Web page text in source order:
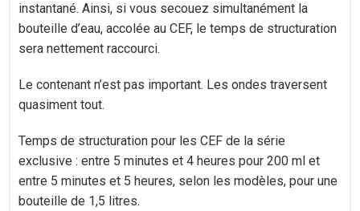
instantané. Ainsi, si vous secouez simultanément la
bouteille d’eau, accolée au CEF, le temps de structuration
sera nettement raccourci.
Le contenant n’est pas important. Les ondes traversent
quasiment tout.
Temps de structuration pour les CEF de la série
exclusive : entre 5 minutes et 4 heures pour 200 ml et
entre 5 minutes et 5 heures, selon les modèles, pour une
bouteille de 1,5 litres.